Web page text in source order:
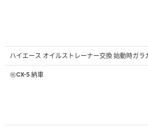
ハイエース オイルストレーナー交換 始動時ガラ
㊗️CX-5 納車